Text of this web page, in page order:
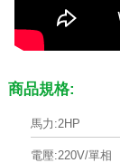
商品規格:
馬力:2HP
電壓:220V/單相